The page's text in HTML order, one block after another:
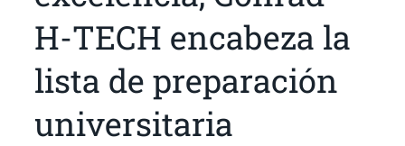
H-TECH encabeza la
lista de preparación
universitaria